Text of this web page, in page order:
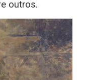
outros.